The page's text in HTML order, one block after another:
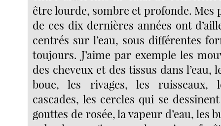
être lourde, sombre et profonde. Mes
de ces dix dernières années ont
centrés sur l’eau, sous différentes
toujours. J’aime par exemple les
des cheveux et des tissus dans l’eau,
boue, les rivages, les ruisseaux,
cascades, les cercles qui se
gouttes de rosée, la vapeur d’eau, les